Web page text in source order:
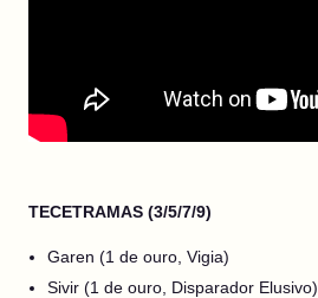
TECETRAMAS (3/5/7/9)
Garen (1 de ouro, Vigia)
Sivir (1 de ouro, Disparador Elusivo)